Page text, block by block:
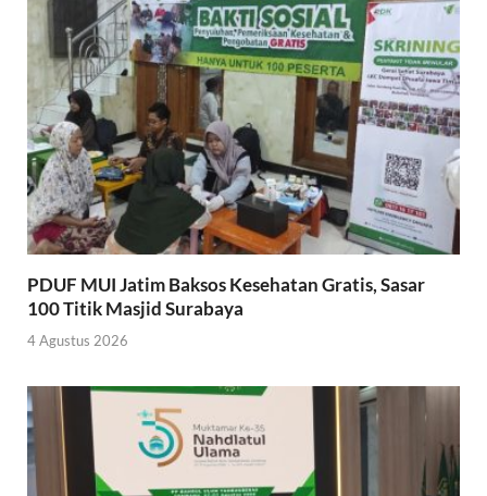
PDUF MUI Jatim Baksos Kesehatan Gratis, Sasar
100 Titik Masjid Surabaya
4 Agustus 2026